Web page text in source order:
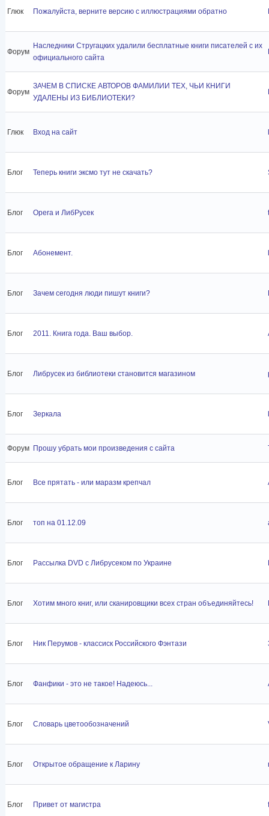
Глюк Пожалуйста, верните версию с иллюстрациями обратно
Форум
Наследники Стругацких удалили бесплатные книги писателей с их
официального сайта
Форум
ЗАЧЕМ В СПИСКЕ АВТОРОВ ФАМИЛИИ ТЕХ, ЧЬИ КНИГИ
УДАЛЕНЫ ИЗ БИБЛИОТЕКИ?
Глюк Вход на сайт
Блог Теперь книги эксмо тут не скачать?
Блог Opera и ЛибРусек
Блог Абонемент.
Блог Зачем сегодня люди пишут книги?
Блог 2011. Книга года. Ваш выбор.
Блог Либрусек из библиотеки становится магазином
Блог Зеркала
Форум Прошу убрать мои произведения с сайта
Блог Все прятать - или маразм крепчал
Блог топ на 01.12.09
Блог Рассылка DVD с Либрусеком по Украине
Блог Хотим много книг, или сканировщики всех стран объединяйтесь!
Блог Ник Перумов - классиск Российского Фэнтази
Блог Фанфики - это не такое! Надеюсь...
Блог Словарь цветообозначений
Блог Открытое обращение к Ларину
Блог Привет от магистра